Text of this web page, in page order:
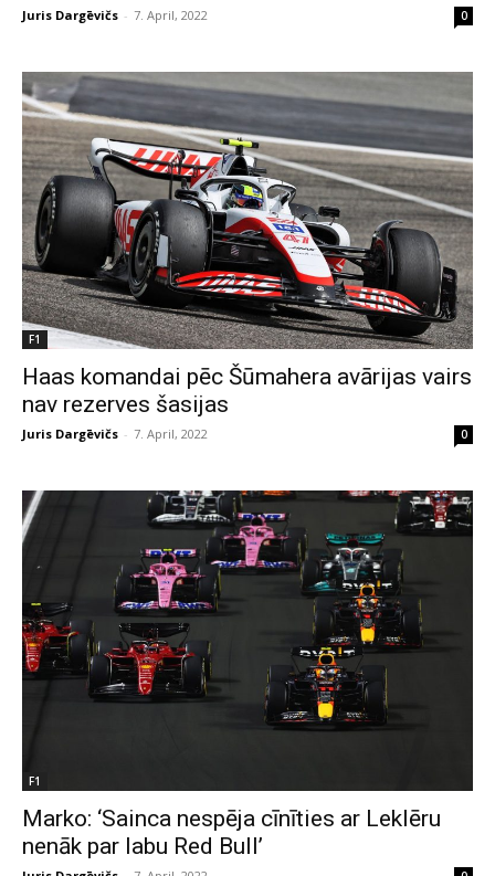
Juris Dargēvičs - 7. April, 2022 0
F1
Haas komandai pēc Šūmahera avārijas vairs
nav rezerves šasijas
Juris Dargēvičs - 7. April, 2022 0
F1
Marko: ‘Sainca nespēja cīnīties ar Leklēru
nenāk par labu Red Bull’